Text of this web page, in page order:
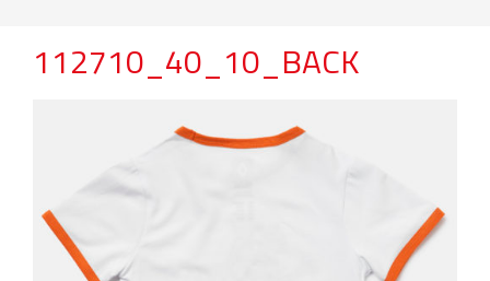
112710_40_10_BACK